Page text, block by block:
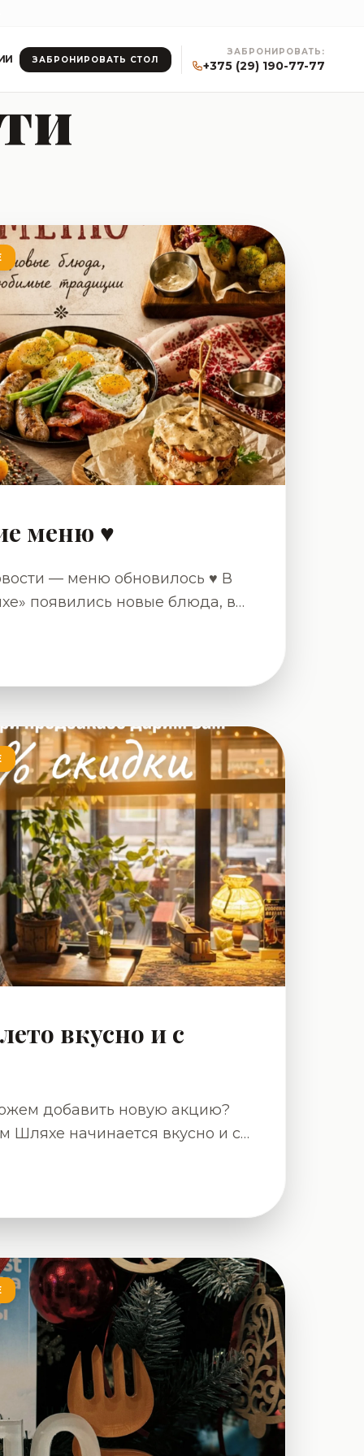
ЗАБРОНИРОВАТЬ СТОЛ
ЗАБРОНИРОВАТЬ:
+375 (29) 190-77-77
меню ♥️
— меню обновилось ♥️ В
появились новые блюда, в
белорусско-
Приходите
— они уже в меню! Лучше
чем сто раз увидеть в
34 📞+375 (29) 190-77-77
вкусно и с
добавить новую акцию?
Шляхе начинается вкусно и с